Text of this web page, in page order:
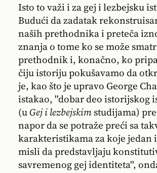
Isto to važi i za gej i lezbejsku
Budući da zadatak
naših prethodnika i preteča
znanja o tome ko se može
prethodnik i, konačno, ko
čiju istoriju pokušavamo da
je, kao što je upravo George
istakao, ''dobar deo istorijskog
(uGej i lezbejskimstudijama)
napor da se potraže preći sa
karakteristikama za koje jedan
misli da predstavljaju
savremenog gej identiteta'',